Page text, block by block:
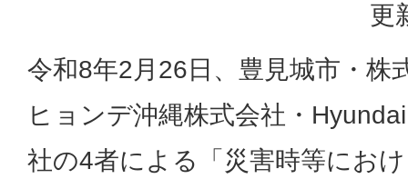
更
令和8年2月26日、豊見城市・株
ヒョンデ沖縄株式会社・
社の4者による「災害時等にお